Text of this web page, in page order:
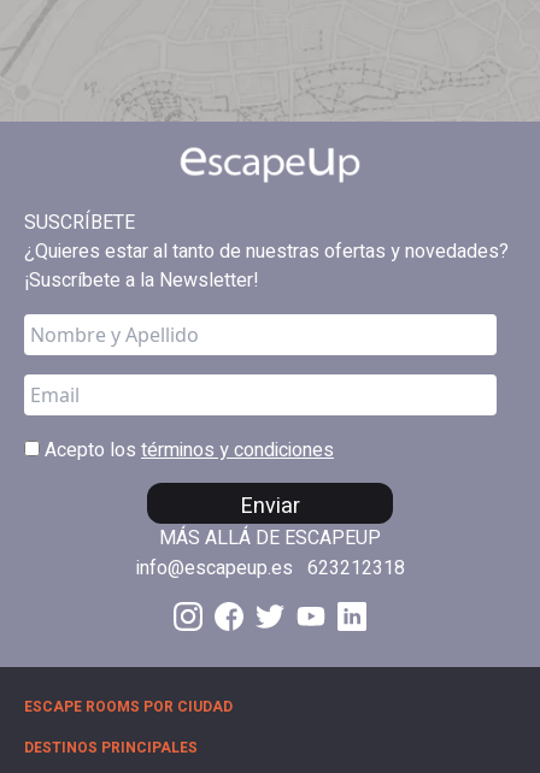
SUSCRÍBETE
¿Quieres estar al tanto de nuestras ofertas y novedades?
¡Suscríbete a la Newsletter!
Acepto los términos y condiciones
Enviar
MÁS ALLÁ DE ESCAPEUP
info@escapeup.es 623212318
ESCAPE ROOMS POR CIUDAD
DESTINOS PRINCIPALES